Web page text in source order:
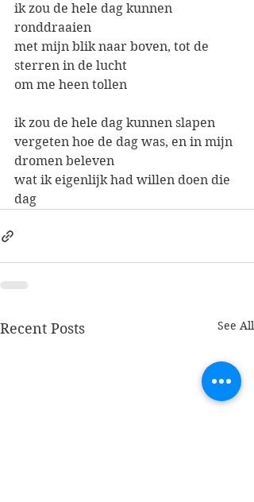
ik zou de hele dag kunnen
ronddraaien
met mijn blik naar boven, tot de
sterren in de lucht
om me heen tollen
ik zou de hele dag kunnen slapen
vergeten hoe de dag was, en in mijn
dromen beleven
wat ik eigenlijk had willen doen die
dag
Recent Posts See All